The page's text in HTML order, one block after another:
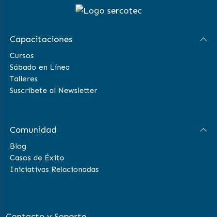
Capacitaciones
Cursos
Sábado en Línea
Talleres
Suscríbete al Newsletter
Comunidad
Blog
Casos de Éxito
Iniciativas Relacionadas